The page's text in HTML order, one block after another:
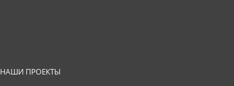
НАШИ ПРОЕКТЫ